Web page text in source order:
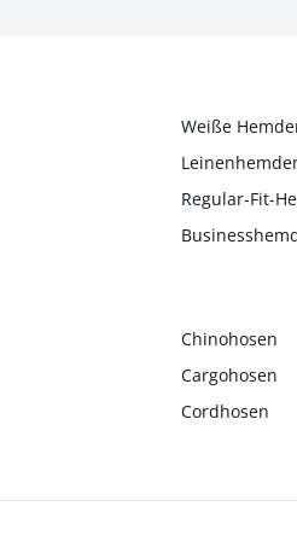
Weiße
Regular-Fit-
Chinohosen
Cargohosen
Cordhosen